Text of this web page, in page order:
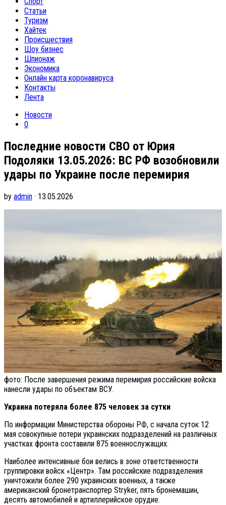
Статьи
Туризм
Хайтек
Происшествия
Шоу бизнес
Шпионаж
Экономика
Онлайн карта коронавируса
Контакты
Лента
Новости
0
Последние новости СВО от Юрия
Подоляки 13.05.2026: ВС РФ возобновили
удары по Украине после перемирия
by admin · 13.05.2026
фото: После завершения режима перемирия российские войска
нанесли удары по объектам ВСУ.
Украина потеряла более 875 человек за сутки
По информации Министерства обороны РФ, с начала суток 12
мая совокупные потери украинских подразделений на различных
участках фронта составили 875 военнослужащих.
Наиболее интенсивные бои велись в зоне ответственности
группировки войск «Центр». Там российские подразделения
уничтожили более 290 украинских военных, а также
американский бронетранспортер Stryker, пять бронемашин,
десять автомобилей и артиллерийское орудие.